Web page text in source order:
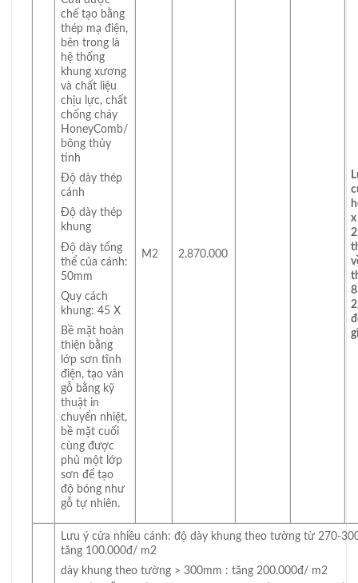
chế tạo bằng
thép mạ điện,
bên trong là
hệ thống
khung xương
và chất liệu
chịu lực, chất
chống cháy
HoneyComb/
bông thủy
tinh
Độ dày thép
cánh
Độ dày thép
khung
Độ dày tổng
thể của cánh:
50mm
Quy cách
khung: 45 X
Bề mặt hoàn
thiện bằng
lớp sơn tĩnh
điện, tạo vân
gỗ bằng kỹ
thuật in
chuyển nhiệt,
bề mặt cuối
cùng được
phủ một lớp
sơn để tạo
độ bóng như
gỗ tự nhiên.
M2 2.870.000
x
Lưu ý cửa nhiều cánh: độ dày khung theo tường từ 270-
tăng 100.000đ/ m2
dày khung theo tường > 300mm : tăng 200.000đ/ m2